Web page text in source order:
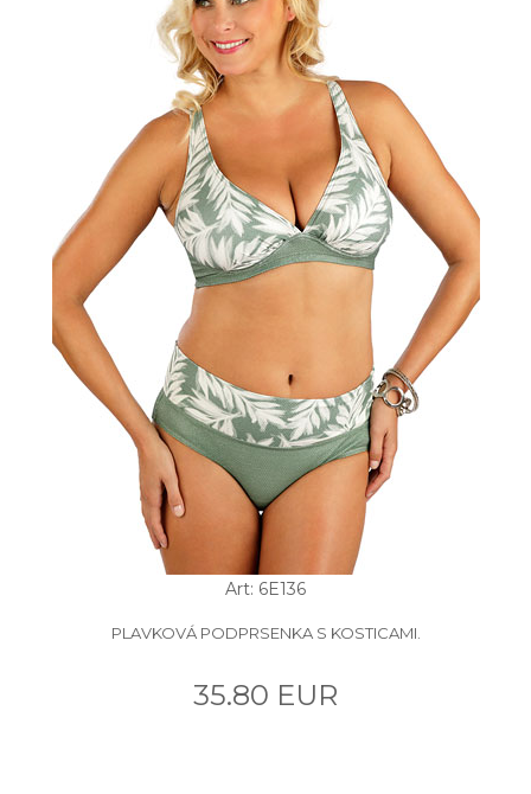
Art: 6E136
PLAVKOVÁ PODPRSENKA S KOSTICAMI.
35.80 EUR